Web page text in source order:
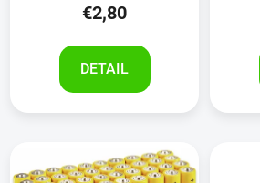
€2,80
DETAIL